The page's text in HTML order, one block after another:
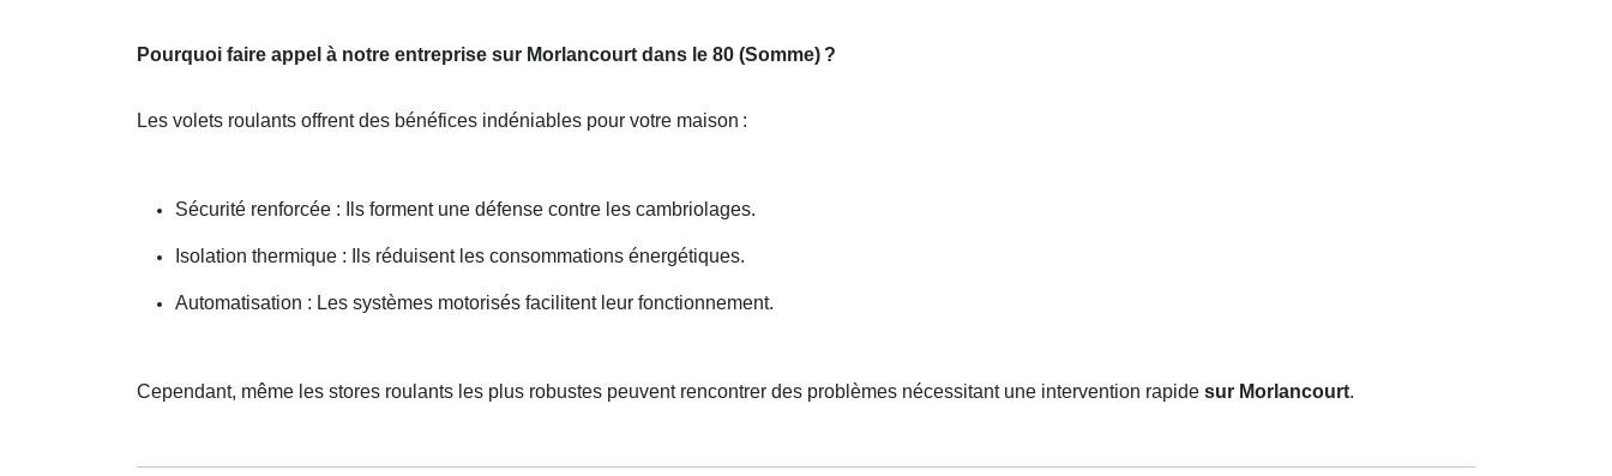
Pourquoi faire appel à notre entreprise sur Morlancourt dans le 80 (Somme) ?
Les volets roulants offrent des bénéfices indéniables pour votre maison :
Sécurité renforcée : Ils forment une défense contre les cambriolages.
Isolation thermique : Ils réduisent les consommations énergétiques.
Automatisation : Les systèmes motorisés facilitent leur fonctionnement.
Cependant, même les stores roulants les plus robustes peuvent rencontrer des problèmes nécessitant une intervention rapide sur Morlancourt.